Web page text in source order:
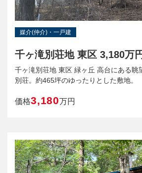
媒介(仲介)・一戸建
千ヶ滝別荘地 東区 3,180万
千ヶ滝別荘地 東区 緑ヶ丘 高台にある眺
別荘。約465坪のゆったりとした敷地。
価格3,180 万円